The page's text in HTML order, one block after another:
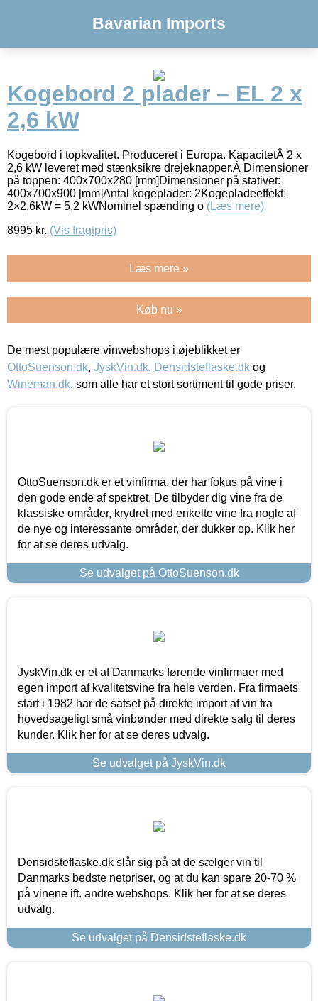
Bavarian Imports
Kogebord 2 plader – EL 2 x
2,6 kW
Kogebord i topkvalitet. Produceret i Europa. KapacitetÂ 2 x
2,6 kW leveret med stænksikre drejeknapper.Â Dimensioner
på toppen: 400x700x280 [mm]Dimensioner på stativet:
400x700x900 [mm]Antal kogeplader: 2Kogepladeeffekt:
2×2,6kW = 5,2 kWNominel spænding o (Læs mere)
8995 kr. (Vis fragtpris)
Læs mere »
Køb nu »
De mest populære vinwebshops i øjeblikket er
OttoSuenson.dk, JyskVin.dk, Densidsteflaske.dk og
Wineman.dk, som alle har et stort sortiment til gode priser.
OttoSuenson.dk er et vinfirma, der har fokus på vine i
den gode ende af spektret. De tilbyder dig vine fra de
klassiske områder, krydret med enkelte vine fra nogle af
de nye og interessante områder, der dukker op. Klik her
for at se deres udvalg.
Se udvalget på OttoSuenson.dk
JyskVin.dk er et af Danmarks førende vinfirmaer med
egen import af kvalitetsvine fra hele verden. Fra firmaets
start i 1982 har de satset på direkte import af vin fra
hovedsageligt små vinbønder med direkte salg til deres
kunder. Klik her for at se deres udvalg.
Se udvalget på JyskVin.dk
Densidsteflaske.dk slår sig på at de sælger vin til
Danmarks bedste netpriser, og at du kan spare 20-70 %
på vinene ift. andre webshops. Klik her for at se deres
udvalg.
Se udvalget på Densidsteflaske.dk